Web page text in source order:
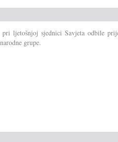
ljetošnjoj sjednici Savjeta odbile
grupe.